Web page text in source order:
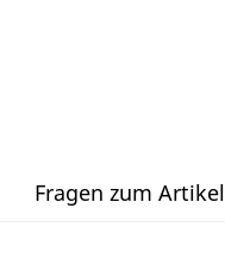
Fragen zum Artikel